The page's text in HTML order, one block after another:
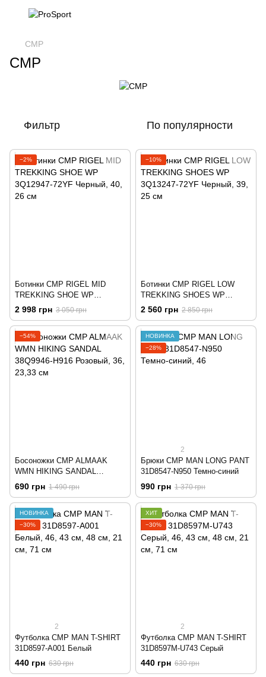
CMP
CMP
Фильтр По популярности
−2%
Ботинки CMP RIGEL MID
TREKKING SHOE WP
3Q12947-72YF Черный
2 998 грн 3 050 грн
−10%
Ботинки CMP RIGEL LOW
TREKKING SHOES WP
3Q13247-72YF Черный
2 560 грн 2 850 грн
−54%
Босоножки CMP ALMAAK
WMN HIKING SANDAL
38Q9946-H916 Розовый
690 грн 1 490 грн
НОВИНКА
−28%
2
Брюки CMP MAN LONG PANT
31D8547-N950 Темно-синий
990 грн 1 370 грн
НОВИНКА
−30%
2
Футболка CMP MAN T-SHIRT
31D8597-A001 Белый
440 грн 630 грн
ХИТ
−30%
2
Футболка CMP MAN T-SHIRT
31D8597M-U743 Серый
440 грн 630 грн